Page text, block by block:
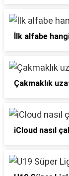
İlk alfabe
Çakmaklık
iCloud nasıl